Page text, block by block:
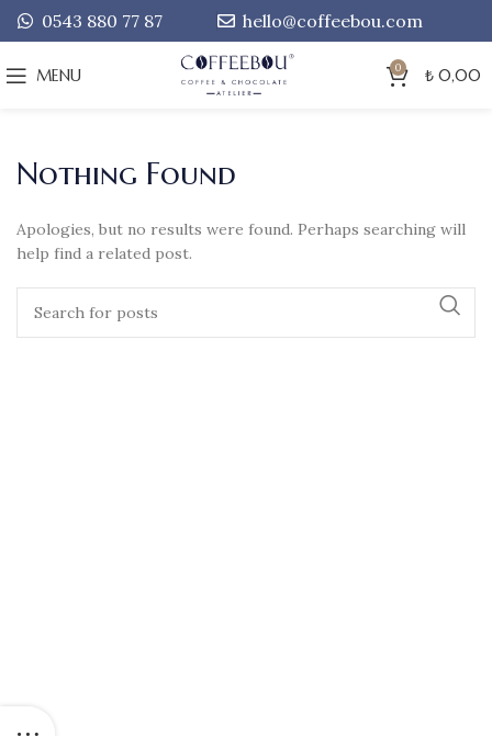
0543 880 77 87 hello@coffeebou.com
MENU 0 ₺ 0,00
Nothing Found
Apologies, but no results were found. Perhaps searching will
help find a related post.